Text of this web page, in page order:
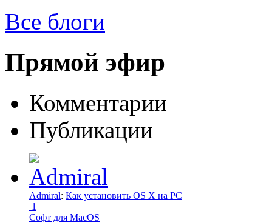
Все блоги
Прямой эфир
Комментарии
Публикации
Admiral: Как установить OS X на PC
1
Софт для MacOS